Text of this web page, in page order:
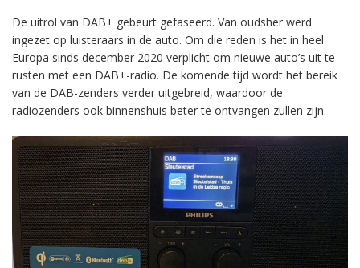
De uitrol van DAB+ gebeurt gefaseerd. Van oudsher werd
ingezet op luisteraars in de auto. Om die reden is het in heel
Europa sinds december 2020 verplicht om nieuwe auto’s uit te
rusten met een DAB+-radio. De komende tijd wordt het bereik
van de DAB-zenders verder uitgebreid, waardoor de
radiozenders ook binnenshuis beter te ontvangen zullen zijn.